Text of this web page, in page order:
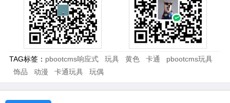
TAG标签： pbootcms响应式 玩具 黄色 卡通
pbootcms玩具
饰品
动漫 卡通玩具 玩偶